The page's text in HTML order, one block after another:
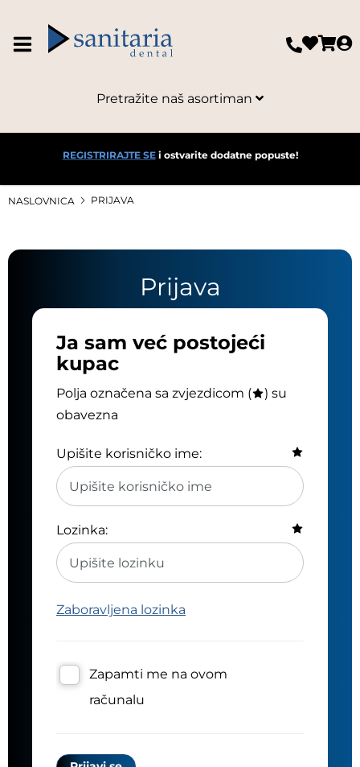
Pretražite naš asortiman
REGISTRIRAJTE SEi ostvarite dodatne popuste!
NASLOVNICA PRIJAVA
Prijava
Ja sam već postojeći
kupac
Polja označena sa zvjezdicom (
) su
obavezna
Upišite korisničko ime:
Lozinka:
Zaboravljena lozinka
Zapamti me na ovom
računalu